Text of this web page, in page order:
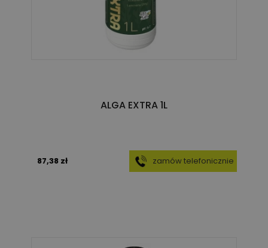
ALGA EXTRA 1L
87,38 zł zamów telefonicznie